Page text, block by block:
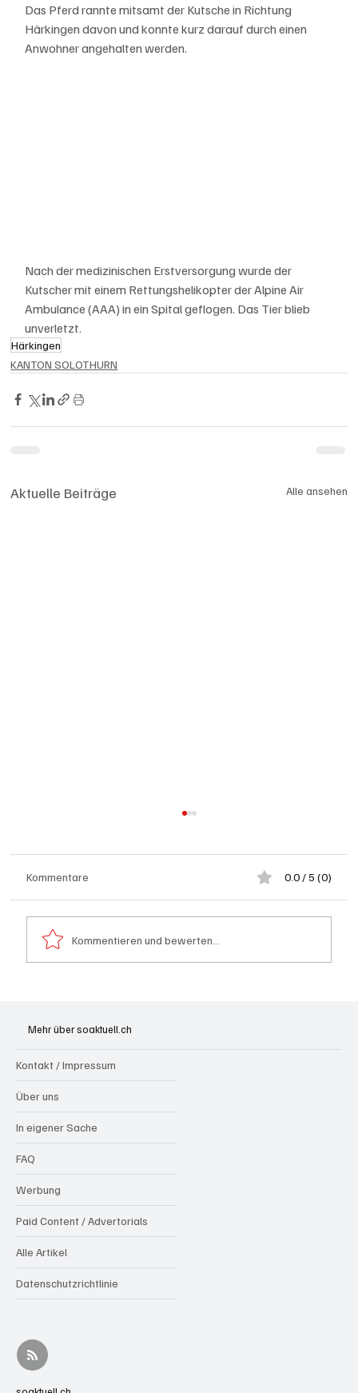
Das Pferd rannte mitsamt der Kutsche in Richtung
Härkingen davon und konnte kurz darauf durch einen
Anwohner angehalten werden.
Nach der medizinischen Erstversorgung wurde der
Kutscher mit einem Rettungshelikopter der Alpine Air
Ambulance (AAA) in ein Spital geflogen. Das Tier blieb
unverletzt.
Härkingen
KANTON SOLOTHURN
Aktuelle Beiträge Alle ansehen
Kommentare 0.0 / 5 (0)
Kommentieren und bewerten...
Mehr über soaktuell.ch
Kontakt / Impressum
Über uns
In eigener Sache
FAQ
Werbung
Paid Content / Advertorials
Alle Artikel
Datenschutzrichtlinie